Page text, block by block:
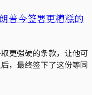
普今签署更糟糕的
更强硬的条款，让他可
，最终签下了这份等同